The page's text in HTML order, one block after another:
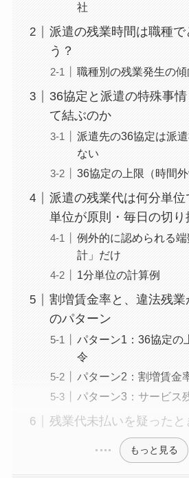
社
派遣の残業時間は職種
う？
職種別の残業発生の傾
36協定と派遣の特殊事
て結ぶのか
派遣先の36協定は派
ない
36協定の上限（時間外
派遣の残業代は何分単
単位が原則・毎日の切
例外的に認められる
計」だけ
1分単位の計算例
割増賃金率と、違法残
のパターン
パターン1：36協定の
令
パターン2：割増賃金
パターン3：サービス
残業代未払いを疑ったと
もっと見る